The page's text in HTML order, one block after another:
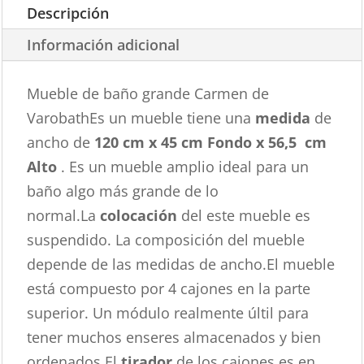
Descripción
Información adicional
Mueble de baño grande Carmen de
VarobathEs un mueble tiene una medida de
ancho de 120 cm x 45 cm Fondo x 56,5 cm
Alto . Es un mueble amplio ideal para un
baño algo más grande de lo
normal.La colocación del este mueble es
suspendido. La composición del mueble
depende de las medidas de ancho.El mueble
está compuesto por 4 cajones en la parte
superior. Un módulo realmente últil para
tener muchos enseres almacenados y bien